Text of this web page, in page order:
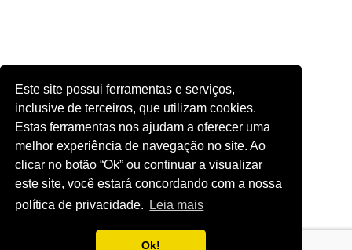
Este site possui ferramentas e serviços,
inclusive de terceiros, que utilizam cookies.
Estas ferramentas nos ajudam a oferecer uma
melhor experiência de navegação no site. Ao
clicar no botão “Ok” ou continuar a visualizar
este site, você estará concordando com a nossa
política de privacidade.
Leia mais
Ok!